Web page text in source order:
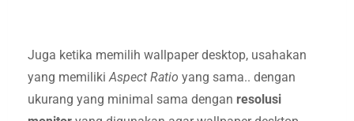
Juga ketika memilih wallpaper desktop, usahakan
yang memiliki Aspect Ratio yang sama.. dengan
ukurang yang minimal sama dengan resolusi